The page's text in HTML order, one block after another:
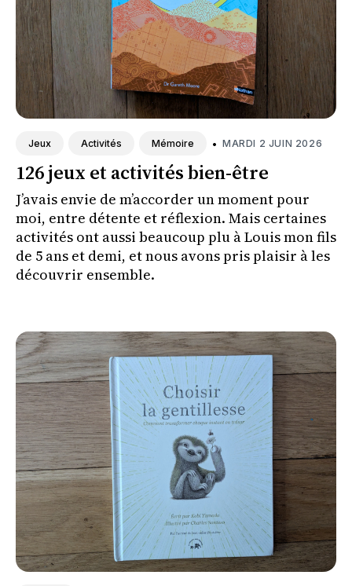
Jeux Activités Mémoire • MARDI 2 JUIN 2026
126 jeux et activités bien-être
J’avais envie de m’accorder un moment pour
moi, entre détente et réflexion. Mais certaines
activités ont aussi beaucoup plu à Louis mon fils
de 5 ans et demi, et nous avons pris plaisir à les
découvrir ensemble.